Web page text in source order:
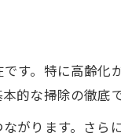
す。特に高齢化
的な掃除の徹底で
がります。さら